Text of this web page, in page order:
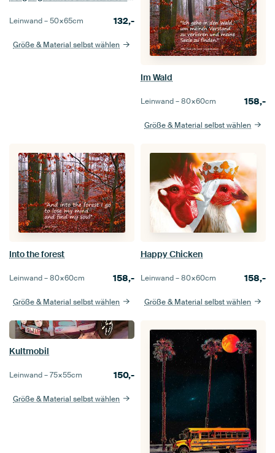
Leinwand –50×65cm 132,-
Größe & Material selbst wählen
Im Wald
Leinwand –80×60cm 158,-
Größe & Material selbst wählen
Into the forest
Leinwand –80×60cm 158,-
Größe & Material selbst wählen
Happy Chicken
Leinwand –80×60cm 158,-
Größe & Material selbst wählen
Kultmobil
Leinwand –75×55cm 150,-
Größe & Material selbst wählen